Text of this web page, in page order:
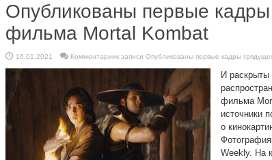
Опубликованы первые кадры
фильма Mortal Kombat
16.01.2021 Комментариик записи Опубликованы первые кадры
И раскрыты
фильма
источники
о
Weekly. На